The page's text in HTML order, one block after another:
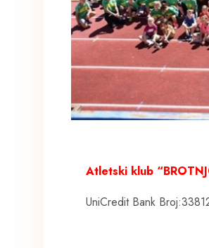
Atletski klub
UniCredit Bank